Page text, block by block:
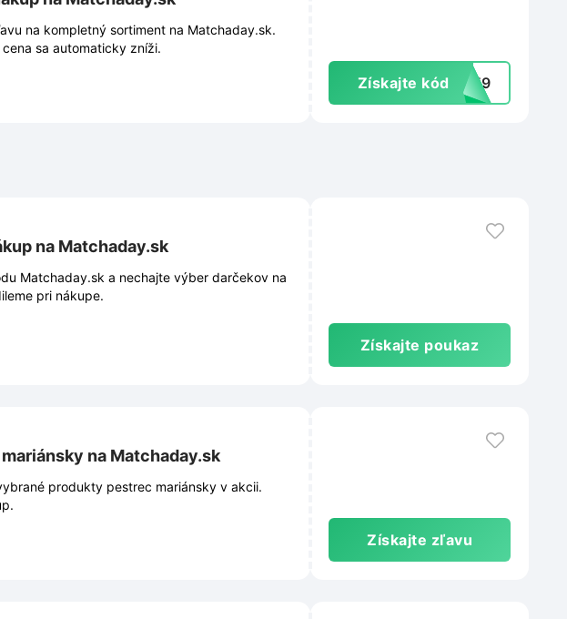
na kompletný sortiment na Matchaday.sk.
sa automaticky zníži.
Získajte kód 2759
na Matchaday.sk
Matchaday.sk a nechajte výber darčekov na
pri nákupe.
Získajte poukaz
na Matchaday.sk
produkty pestrec mariánsky v akcii.
Získajte zľavu